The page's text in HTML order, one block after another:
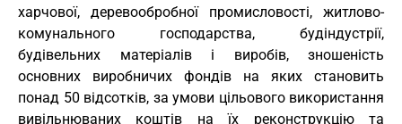
харчової, деревообробної промисловості, житлово-
комунального господарства, будіндустрії,
будівельних матеріалів і виробів, зношеність
основних виробничих фондів на яких становить
понад 50 відсотків, за умови цільового використання
вивільнюваних коштів на їх реконструкцію та